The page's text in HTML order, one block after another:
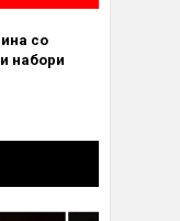
со
набори